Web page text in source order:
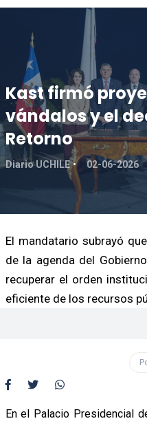
Kast firmó
vándalos y el
Retorno
Diario UCHILE 02-06-2026
El mandatario subrayó
de la agenda del
recuperar el orden
eficiente de los recursos
En el Palacio Presidencial